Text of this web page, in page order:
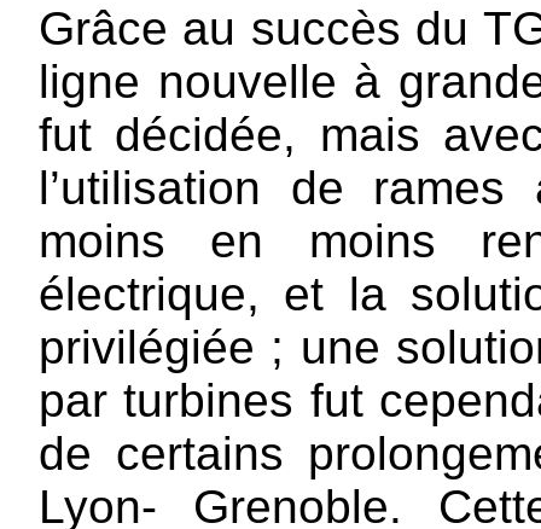
Grâce au succès du
ligne nouvelle à
fut décidée, mais
l’utilisation de
moins en moins
électrique, et la
privilégiée ; une
par turbines fut
de certains
Lyon- Grenoble.